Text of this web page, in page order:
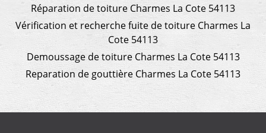
Réparation de toiture Charmes La Cote 54113
Vérification et recherche fuite de toiture Charmes La
Cote 54113
Demoussage de toiture Charmes La Cote 54113
Reparation de gouttière Charmes La Cote 54113